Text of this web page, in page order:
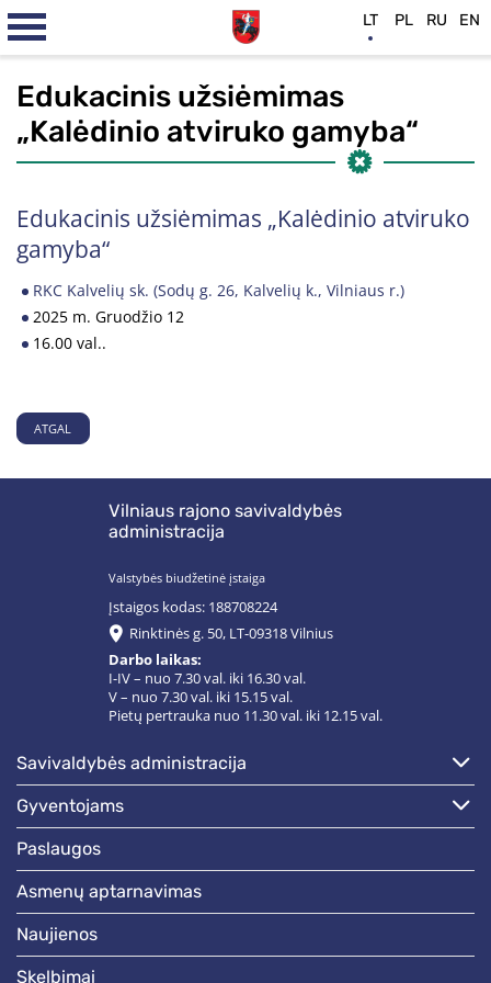
Edukacinis užsiėmimas
„Kalėdinio atviruko gamyba“
Edukacinis užsiėmimas „Kalėdinio atviruko
gamyba“
RKC Kalvelių sk. (Sodų g. 26, Kalvelių k., Vilniaus r.)
2025 m. Gruodžio 12
16.00 val..
ATGAL
Vilniaus rajono savivaldybės
administracija
Valstybės biudžetinė įstaiga
Įstaigos kodas: 188708224
Rinktinės g. 50, LT-09318 Vilnius
Darbo laikas:
I-IV – nuo 7.30 val. iki 16.30 val.
V – nuo 7.30 val. iki 15.15 val.
Pietų pertrauka nuo 11.30 val. iki 12.15 val.
savivaldybės administracija
gyventojams
paslaugos
asmenų aptarnavimas
naujienos
skelbimai
LT PL RU EN